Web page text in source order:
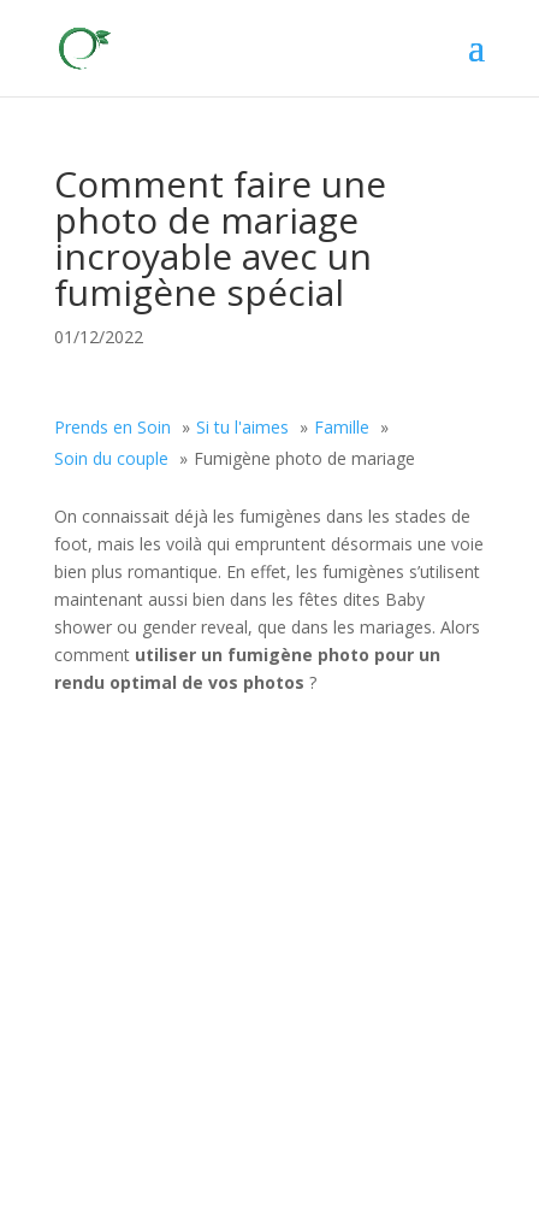
Comment faire une
photo de mariage
incroyable avec un
fumigène spécial
01/12/2022
Prends en Soin Si tu l'aimes
Famille
Soin du couple
Fumigène photo de mariage
On connaissait déjà les fumigènes dans les stades de
foot, mais les voilà qui empruntent désormais une voie
bien plus romantique. En effet, les fumigènes s’utilisent
maintenant aussi bien dans les fêtes dites Baby
shower ou gender reveal, que dans les mariages. Alors
comment utiliser un fumigène photo pour un
rendu optimal de vos photos ?